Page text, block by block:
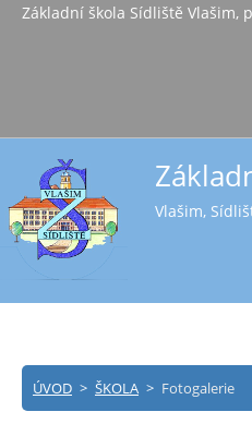
Základní škola Sídliště
Vlašim,
ÚVOD > ŠKOLA > Fotogalerie